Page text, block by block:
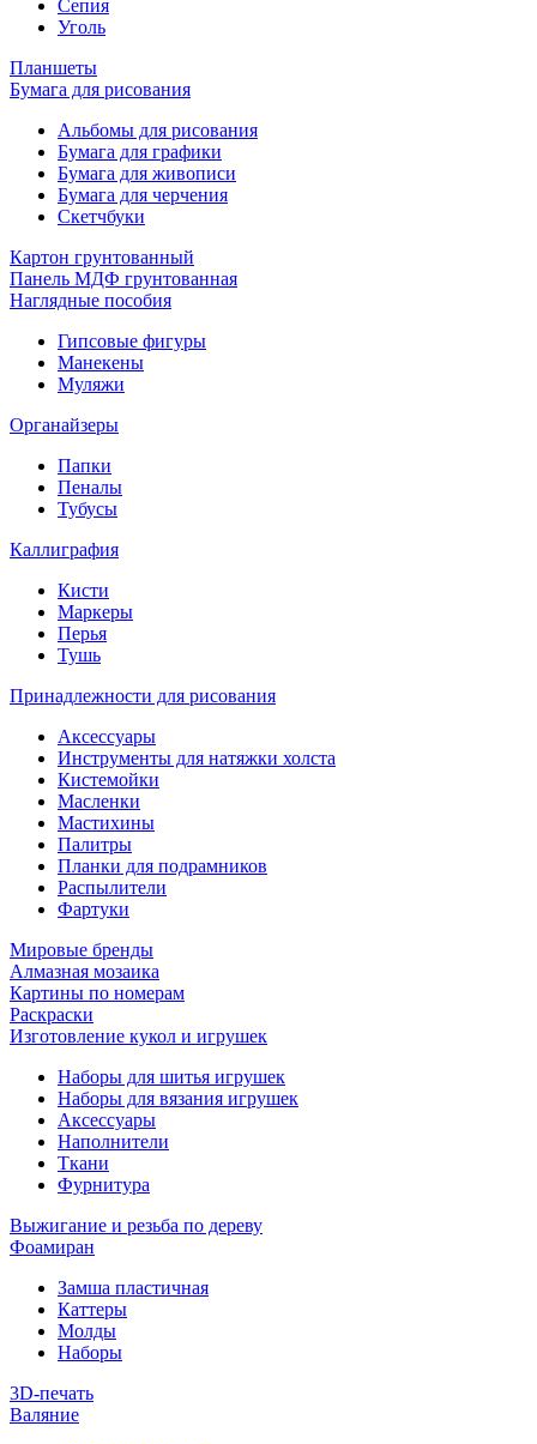
Сепия
Уголь
Планшеты
Бумага для рисования
Альбомы для рисования
Бумага для графики
Бумага для живописи
Бумага для черчения
Скетчбуки
Картон грунтованный
Панель МДФ грунтованная
Наглядные пособия
Гипсовые фигуры
Манекены
Муляжи
Органайзеры
Папки
Пеналы
Тубусы
Каллиграфия
Кисти
Маркеры
Перья
Тушь
Принадлежности для рисования
Аксессуары
Инструменты для натяжки холста
Кистемойки
Масленки
Мастихины
Палитры
Планки для подрамников
Распылители
Фартуки
Мировые бренды
Алмазная мозаика
Картины по номерам
Раскраски
Изготовление кукол и игрушек
Наборы для шитья игрушек
Наборы для вязания игрушек
Аксессуары
Наполнители
Ткани
Фурнитура
Выжигание и резьба по дереву
Фоамиран
Замша пластичная
Каттеры
Молды
Наборы
3D-печать
Валяние